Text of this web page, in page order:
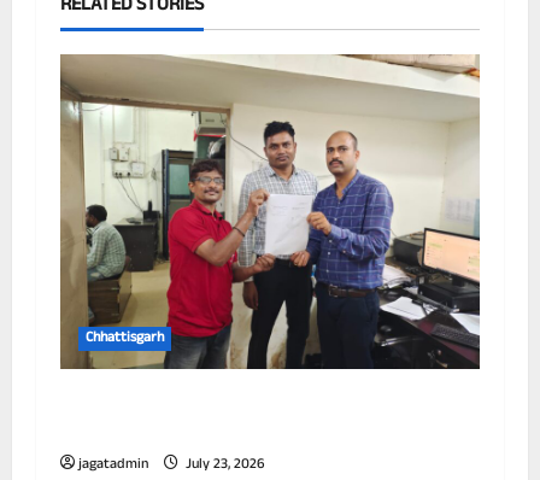
RELATED STORIES
Chhattisgarh
jagatadmin July 23, 2026